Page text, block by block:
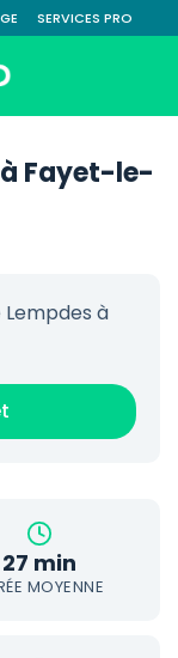
SERVICES PRO
Fayet-le-
à
27 min
MOYENNE